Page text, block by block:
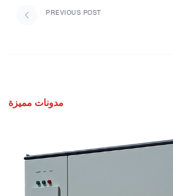
PREVIOUS POST
مدونات مميزة